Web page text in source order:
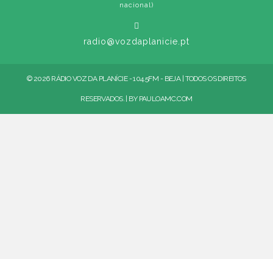
nacional)
radio@vozdaplanicie.pt
© 2026 RÁDIO VOZ DA PLANÍCIE - 104.5FM - BEJA | TODOS OS DIREITOS
RESERVADOS. | BY PAULOAMC.COM